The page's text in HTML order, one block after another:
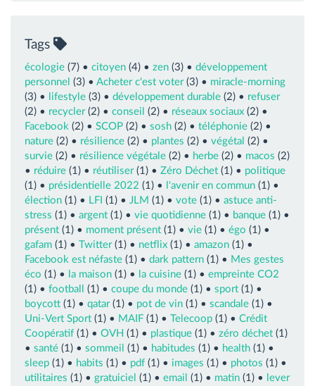
Tags
écologie (7) • citoyen (4) • zen (3) • développement
personnel (3) • Acheter c'est voter(3) • miracle-morning
(3) •
lifestyle (3) • développement durable (2) • refuser
(2) • recycler(2) • conseil (2) • réseaux sociaux (2) •
Facebook (2) • SCOP (2) • sosh (2) • téléphonie (2) •
nature (2) • résilience (2) • plantes (2) • végétal (2) •
survie (2) • résilience végétale (2) • herbe (2) • macos (2)
• réduire (1) • réutiliser(1) • Zéro Déchet (1) • politique
(1) • présidentielle 2022 (1) • l'avenir en commun (1) •
élection (1) • LFI (1) • JLM (1) • vote (1) • astuce anti-
stress (1) • argent (1) • vie quotidienne (1) • banque (1) •
présent (1) • moment présent (1) • vie (1) • égo (1) •
gafam (1) • Twitter(1) • netflix (1) • amazon (1) •
Facebook est néfaste (1) • dark pattern (1) • Mes gestes
éco (1) • la maison (1) • la cuisine (1) • empreinte CO2
(1) • football (1) • coupe du monde (1) • sport (1) •
boycott (1) • qatar(1) • pot de vin (1) • scandale (1) •
Uni-Vert Sport (1) • MAIF (1) • Telecoop (1) • Crédit
Coopératif (1) • OVH (1) • plastique (1) • zéro déchet (1)
• santé (1) • sommeil (1) • habitudes (1) • health (1) •
sleep (1) • habits (1) • pdf (1) • images (1) • photos (1) •
utilitaires (1) • gratuiciel (1) • email (1) • matin (1) •
lever